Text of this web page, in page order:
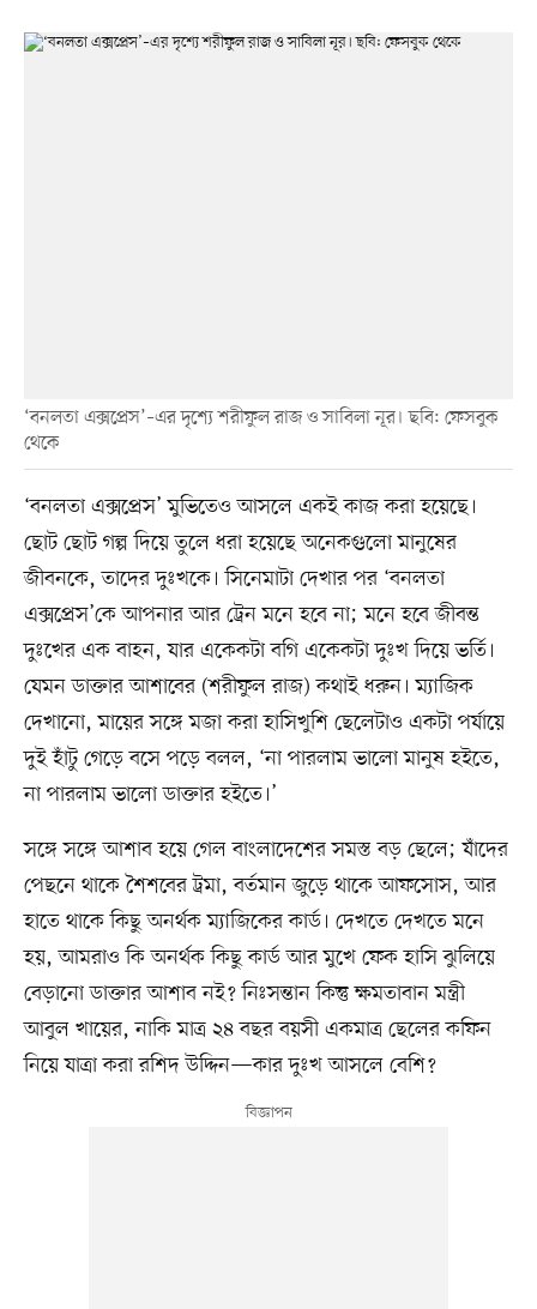
‘বনলতা এক্সপ্রেস’–এর দৃশ্যে শরীফুল রাজ ও সাবিলা নূর। ছবি: ফেসবুক
থেকে
‘বনলতা এক্সপ্রেস’ মুভিতেও আসলে একই কাজ করা হয়েছে।
ছোট ছোট গল্প দিয়ে তুলে ধরা হয়েছে অনেকগুলো মানুষের
জীবনকে, তাদের দুঃখকে। সিনেমাটা দেখার পর ‘বনলতা
এক্সপ্রেস’কে আপনার আর ট্রেন মনে হবে না; মনে হবে জীবন্ত
দুঃখের এক বাহন, যার একেকটা বগি একেকটা দুঃখ দিয়ে ভর্তি।
যেমন ডাক্তার আশাবের (শরীফুল রাজ) কথাই ধরুন। ম্যাজিক
দেখানো, মায়ের সঙ্গে মজা করা হাসিখুশি ছেলেটাও একটা পর্যায়ে
দুই হাঁটু গেড়ে বসে পড়ে বলল, ‘না পারলাম ভালো মানুষ হইতে,
না পারলাম ভালো ডাক্তার হইতে।’
সঙ্গে সঙ্গে আশাব হয়ে গেল বাংলাদেশের সমস্ত বড় ছেলে; যাঁদের
পেছনে থাকে শৈশবের ট্রমা, বর্তমান জুড়ে থাকে আফসোস, আর
হাতে থাকে কিছু অনর্থক ম্যাজিকের কার্ড। দেখতে দেখতে মনে
হয়, আমরাও কি অনর্থক কিছু কার্ড আর মুখে ফেক হাসি ঝুলিয়ে
বেড়ানো ডাক্তার আশাব নই? নিঃসন্তান কিন্তু ক্ষমতাবান মন্ত্রী
আবুল খায়ের, নাকি মাত্র ২৪ বছর বয়সী একমাত্র ছেলের কফিন
নিয়ে যাত্রা করা রশিদ উদ্দিন—কার দুঃখ আসলে বেশি?